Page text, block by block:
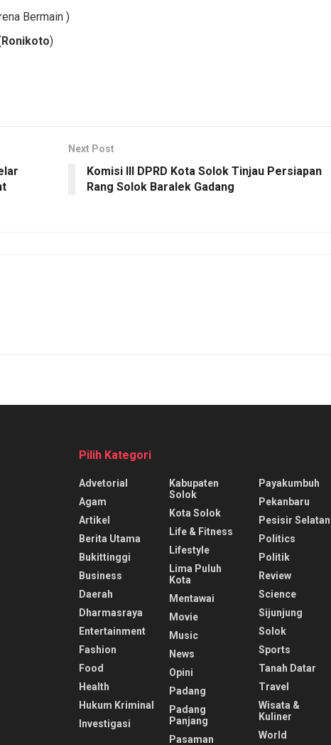
Bermain )
Ronikoto)
Next Post
Komisi III DPRD Kota Solok Tinjau Persiapan
Rang Solok Baralek Gadang
Pilih Kategori
Advetorial
Agam
Artikel
Berita Utama
Bukittinggi
Business
Daerah
Dharmasraya
Entertainment
Fashion
Food
Health
Hukum Kriminal
Investigasi
Kabupaten
Solok
Kota Solok
Life & Fitness
Lifestyle
Lima Puluh
Kota
Mentawai
Movie
Music
News
Opini
Padang
Padang
Panjang
Pasaman
Payakumbuh
Pekanbaru
Pesisir Selatan
Politics
Politik
Review
Science
Sijunjung
Solok
Sports
Tanah Datar
Travel
Wisata &
Kuliner
World